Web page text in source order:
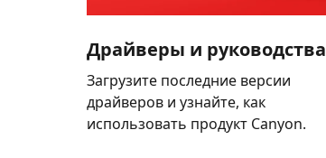
Драйверы и руководства
Загрузите последние версии
драйверов и узнайте, как
использовать продукт Canyon.